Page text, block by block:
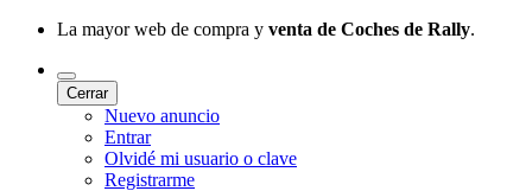
La mayor web de compra y venta de Coches de Rally.
Cerrar
Nuevo anuncio
Entrar
Olvidé mi usuario o clave
Registrarme